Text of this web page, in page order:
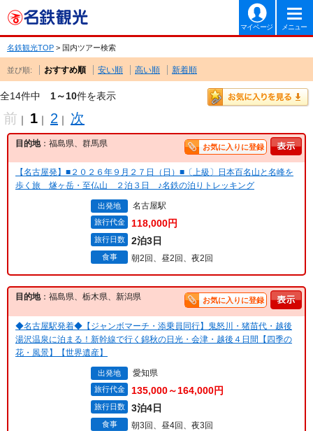
マイページ メニュー
名鉄観光TOP > 国内ツアー検索
並び順: おすすめ順 安い順 高い順 新着順
全14件中 1～10件を表示
前 ｜ 1 ｜ 2 ｜ 次
目的地：福島県、群馬県 お気に入りに登録
【名古屋発】■２０２６年９月２７日（日）■〔上級〕日本百名山と名峰を
歩く旅 燧ヶ岳・至仏山 ２泊３日 ♪名鉄の泊りトレッキング
出発地 名古屋駅
旅行代金 118,000円
旅行日数 2泊3日
食事 朝2回、昼2回、夜2回
目的地：福島県、栃木県、新潟県 お気に入りに登録
◆名古屋駅発着◆【ジャンボマーチ・添乗員同行】鬼怒川・猪苗代・越後
湯沢温泉に泊まる！新幹線で行く錦秋の日光・会津・越後４日間【四季の
花・風景】【世界遺産】
出発地 愛知県
旅行代金 135,000～164,000円
旅行日数 3泊4日
食事 朝3回、昼4回、夜3回